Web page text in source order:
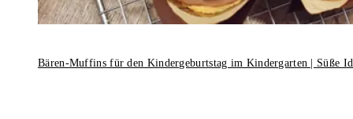
Bären-Muffins für den Kindergeburtstag im Kindergarten | Süße